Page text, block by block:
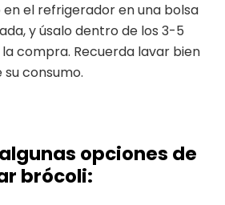
el refrigerador en una bolsa
y úsalo dentro de los 3-5
compra. Recuerda lavar bien
consumo.
opciones de
brócoli: